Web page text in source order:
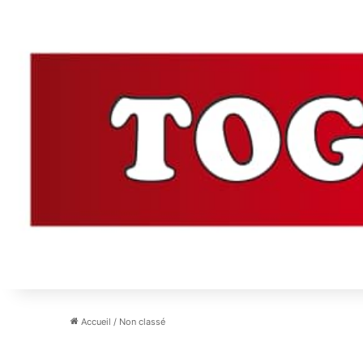
Accueil / Non classé